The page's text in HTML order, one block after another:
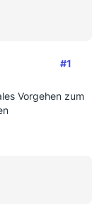
#1
Vorgehen zum